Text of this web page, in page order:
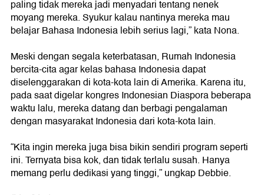
paling tidak mereka jadi menyadari tentang nenek
moyang mereka. Syukur kalau nantinya mereka mau
belajar Bahasa Indonesia lebih serius lagi,” kata Nona.
Meski dengan segala keterbatasan, Rumah Indonesia
bercita-cita agar kelas bahasa Indonesia dapat
diselenggarakan di kota-kota lain di Amerika. Karena itu,
pada saat digelar kongres Indonesian Diaspora beberapa
waktu lalu, mereka datang dan berbagi pengalaman
dengan masyarakat Indonesia dari kota-kota lain.
“Kita ingin mereka juga bisa bikin sendiri program seperti
ini. Ternyata bisa kok, dan tidak terlalu susah. Hanya
memang perlu dedikasi yang tinggi,” ungkap Debbie.